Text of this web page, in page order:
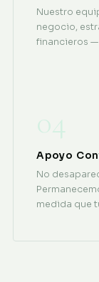
Nuestro
negocio,
financieros
04
Apoyo
No
medida que